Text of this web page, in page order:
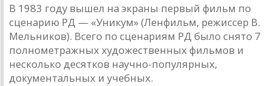
В 1983 году вышел на экраны первый фильм по
сценарию РД — «Уникум» (Ленфильм, режиссер В.
Мельников). Всего по сценариям РД было снято 7
полнометражных художественных фильмов и
несколько десятков научно-популярных,
документальных и учебных.